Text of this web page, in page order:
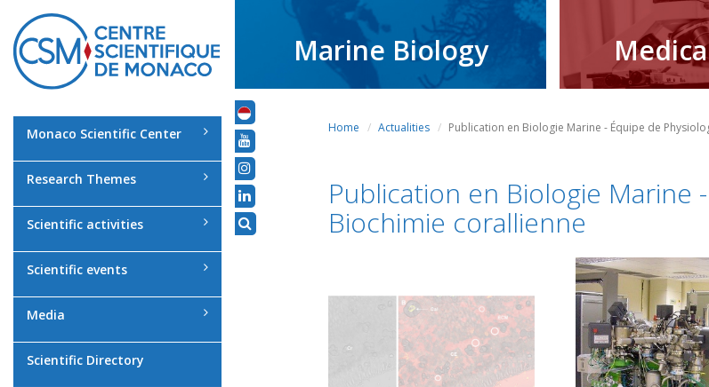
Monaco Scientific Center
Research Themes
Scientific activities
Scientific events
Media
Scientific Directory
Marine Biology
Home Actualities Publication en Biologie Marine - Équipe de
Publication en Biologie Marine
Biochimie corallienne